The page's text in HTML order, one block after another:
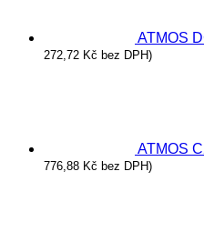
ATMOS
272,72 Kč bez DPH)
ATMOS
776,88 Kč bez DPH)